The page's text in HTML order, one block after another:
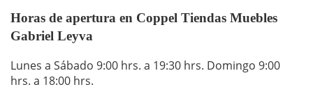
Horas de apertura en Coppel Tiendas Muebles
Gabriel Leyva
Lunes a Sábado 9:00 hrs. a 19:30 hrs. Domingo 9:00
hrs. a 18:00 hrs.